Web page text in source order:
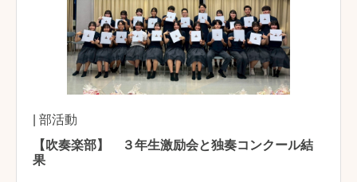
| 部活動
【吹奏楽部】 ３年生激励会と独奏コンクール結
果